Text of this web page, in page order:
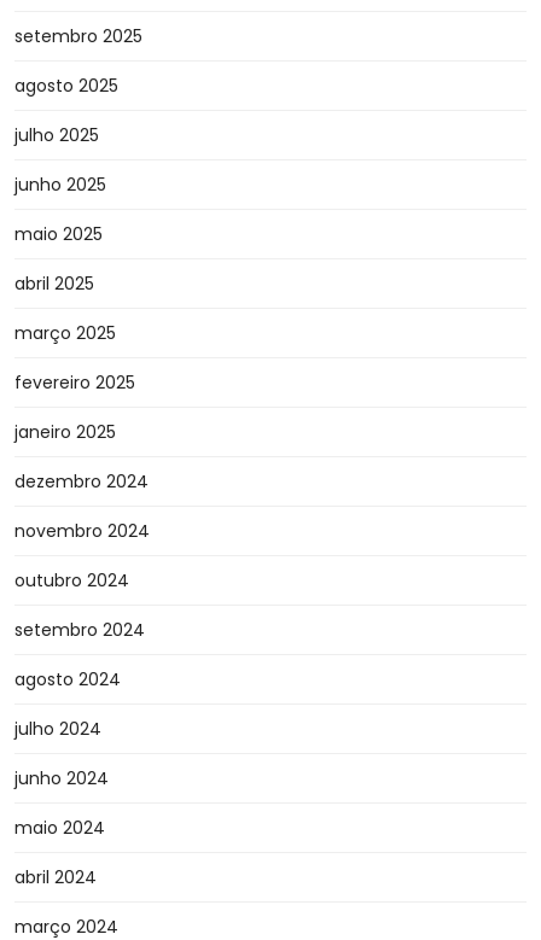
setembro 2025
agosto 2025
julho 2025
junho 2025
maio 2025
abril 2025
março 2025
fevereiro 2025
janeiro 2025
dezembro 2024
novembro 2024
outubro 2024
setembro 2024
agosto 2024
julho 2024
junho 2024
maio 2024
abril 2024
março 2024